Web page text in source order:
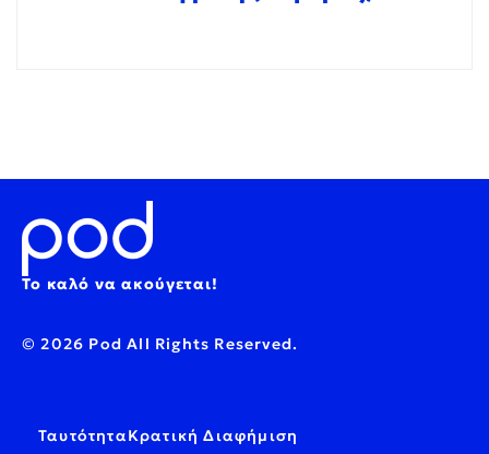
Το καλό να ακούγεται!
© 2026 Pod All Rights Reserved.
ΤαυτότηταΚρατική Διαφήμιση